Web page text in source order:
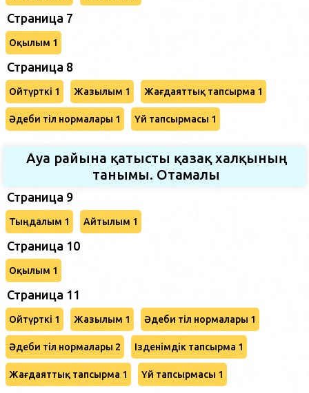
Страница 7
Оқылым 1
Страница 8
Ойтүрткі 1 Жазылым 1 Жағдаяттық тапсырма 1
Әдеби тіл нормалары 1 Үй тапсырмасы 1
Ауа райына қатысты қазақ халқының
танымы. Отамалы
Страница 9
Тыңдалым 1 Айтылым 1
Страница 10
Оқылым 1
Страница 11
Ойтүрткі 1 Жазылым 1 Әдеби тіл нормалары 1
Әдеби тіл нормалары 2 Ізденімдік тапсырма 1
Жағдаяттық тапсырма 1 Үй тапсырмасы 1